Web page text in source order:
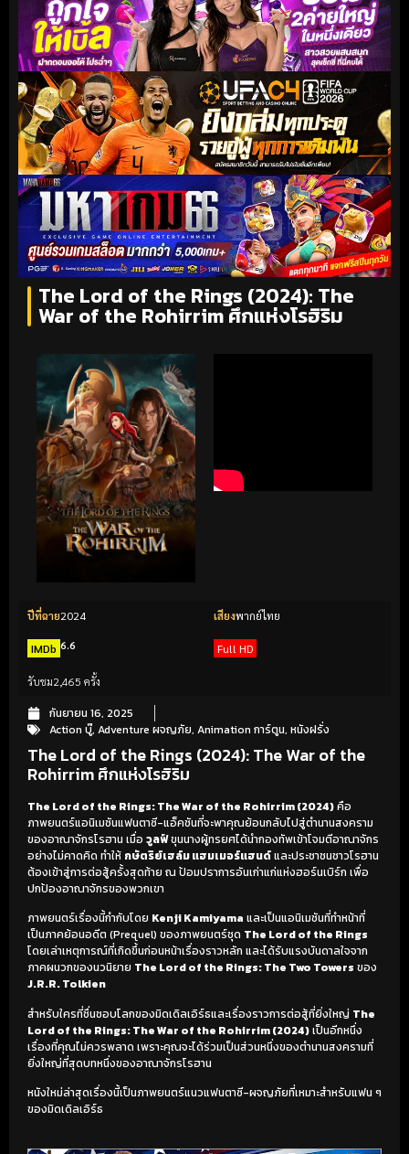
The Lord of the Rings (2024): The
War of the Rohirrim ศึกแห่งโรฮิริม
ปีที่ฉาย2024 เสียงพากย์ไทย
IMDb 6.6 Full HD
รับชม2,465 ครั้ง
กันยายน 16, 2025
Action บู๊, Adventure ผจญภัย, Animation การ์ตูน, หนังฝรั่ง
The Lord of the Rings (2024): The War of the
Rohirrim ศึกแห่งโรฮิริม
The Lord of the Rings: The War of the Rohirrim (2024)คือ
ภาพยนตร์แอนิเมชันแฟนตาซี-แอ็คชันที่จะพาคุณย้อนกลับไปสู่ตำนานสงคราม
ของอาณาจักรโรฮาน เมื่อ วูลฟ์ขุนนางผู้ทรยศได้นำกองทัพเข้าโจมตีอาณาจักร
อย่างไม่คาดคิด ทำให้ กษัตริย์เฮล์ม แฮมเมอร์แฮนด์และประชาชนชาวโรฮาน
ต้องเข้าสู่การต่อสู้ครั้งสุดท้าย ณ ป้อมปราการอันเก่าแก่แห่งฮอร์นเบิร์ก เพื่อ
ปกป้องอาณาจักรของพวกเขา
ภาพยนตร์เรื่องนี้กำกับโดย Kenji Kamiyama และเป็นแอนิเมชันที่ทำหน้าที่
เป็นภาคย้อนอดีต (Prequel) ของภาพยนตร์ชุด The Lord of the Rings
โดยเล่าเหตุการณ์ที่เกิดขึ้นก่อนหน้าเรื่องราวหลัก และได้รับแรงบันดาลใจจาก
ภาคผนวกของนวนิยาย The Lord of the Rings: The Two Towers ของ
J.R.R. Tolkien
สำหรับใครที่ชื่นชอบโลกของมิดเดิลเอิร์ธและเรื่องราวการต่อสู้ที่ยิ่งใหญ่ The
Lord of the Rings: The War of the Rohirrim (2024)เป็นอีกหนึ่ง
เรื่องที่คุณไม่ควรพลาด เพราะคุณจะได้ร่วมเป็นส่วนหนึ่งของตำนานสงครามที่
ยิ่งใหญ่ที่สุดบทหนึ่งของอาณาจักรโรฮาน
หนังใหม่ล่าสุดเรื่องนี้เป็นภาพยนตร์แนวแฟนตาซี-ผจญภัยที่เหมาะสำหรับแฟน ๆ
ของมิดเดิลเอิร์ธ